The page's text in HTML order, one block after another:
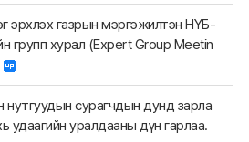
эрхлэх газрын мэргэжилтэн НҮБ-
групп хурал (Expert Group Meetin
нутгуудын сурагчдын дунд зарла
удаагийн уралдааны дүн гарлаа.